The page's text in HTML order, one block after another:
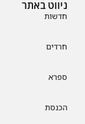
ניווט באתר
חדשות
חרדים
ספרא
הכנסת